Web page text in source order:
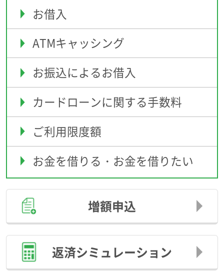
お借入
ATMキャッシング
お振込によるお借入
カードローンに関する手数料
ご利用限度額
お金を借りる・お金を借りたい
増額申込
返済シミュレーション